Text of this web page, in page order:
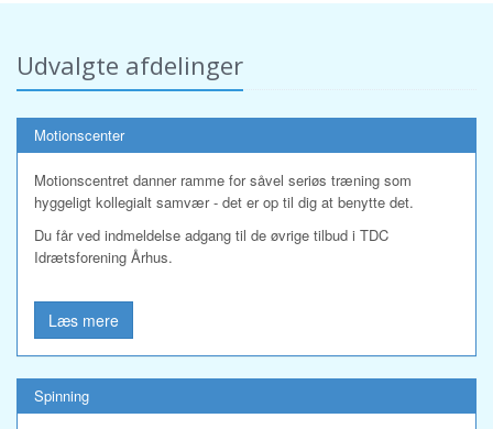
Udvalgte afdelinger
Motionscenter
Motionscentret danner ramme for såvel seriøs træning som
hyggeligt kollegialt samvær - det er op til dig at benytte det.
Du får ved indmeldelse adgang til de øvrige tilbud i TDC
Idrætsforening Århus.
Læs mere
Spinning